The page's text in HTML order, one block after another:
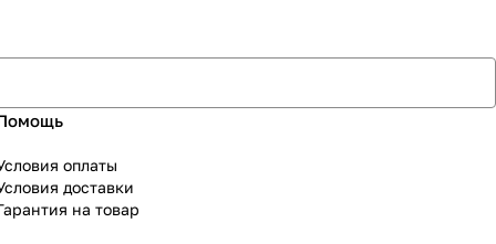
оплаты
доставки
на товар